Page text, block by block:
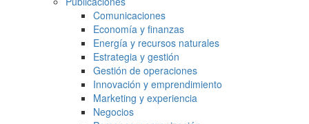
Comunicaciones
Economía y finanzas
Energía y recursos naturales
Estrategia y gestión
Gestión de operaciones
Innovación y emprendimiento
Marketing y experiencia
Negocios